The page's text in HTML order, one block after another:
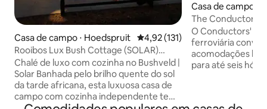
Casa de campo ⋅ Hoedspruit 4,92 de uma avaliação média de
4,92 (131)
Rooibos Lux Bush Cottage (SOLAR)
Hoedspruit Parque Kruger
Chalé de luxo com cozinha no Bushveld |
Solar Banhada pelo brilho quente do sol
da tarde africana, esta luxuosa casa de
campo com cozinha independente tem
Casa de campo ⋅
The Conductor's
escapada para
O Conductors'
ferroviária
acomodações
para até seis